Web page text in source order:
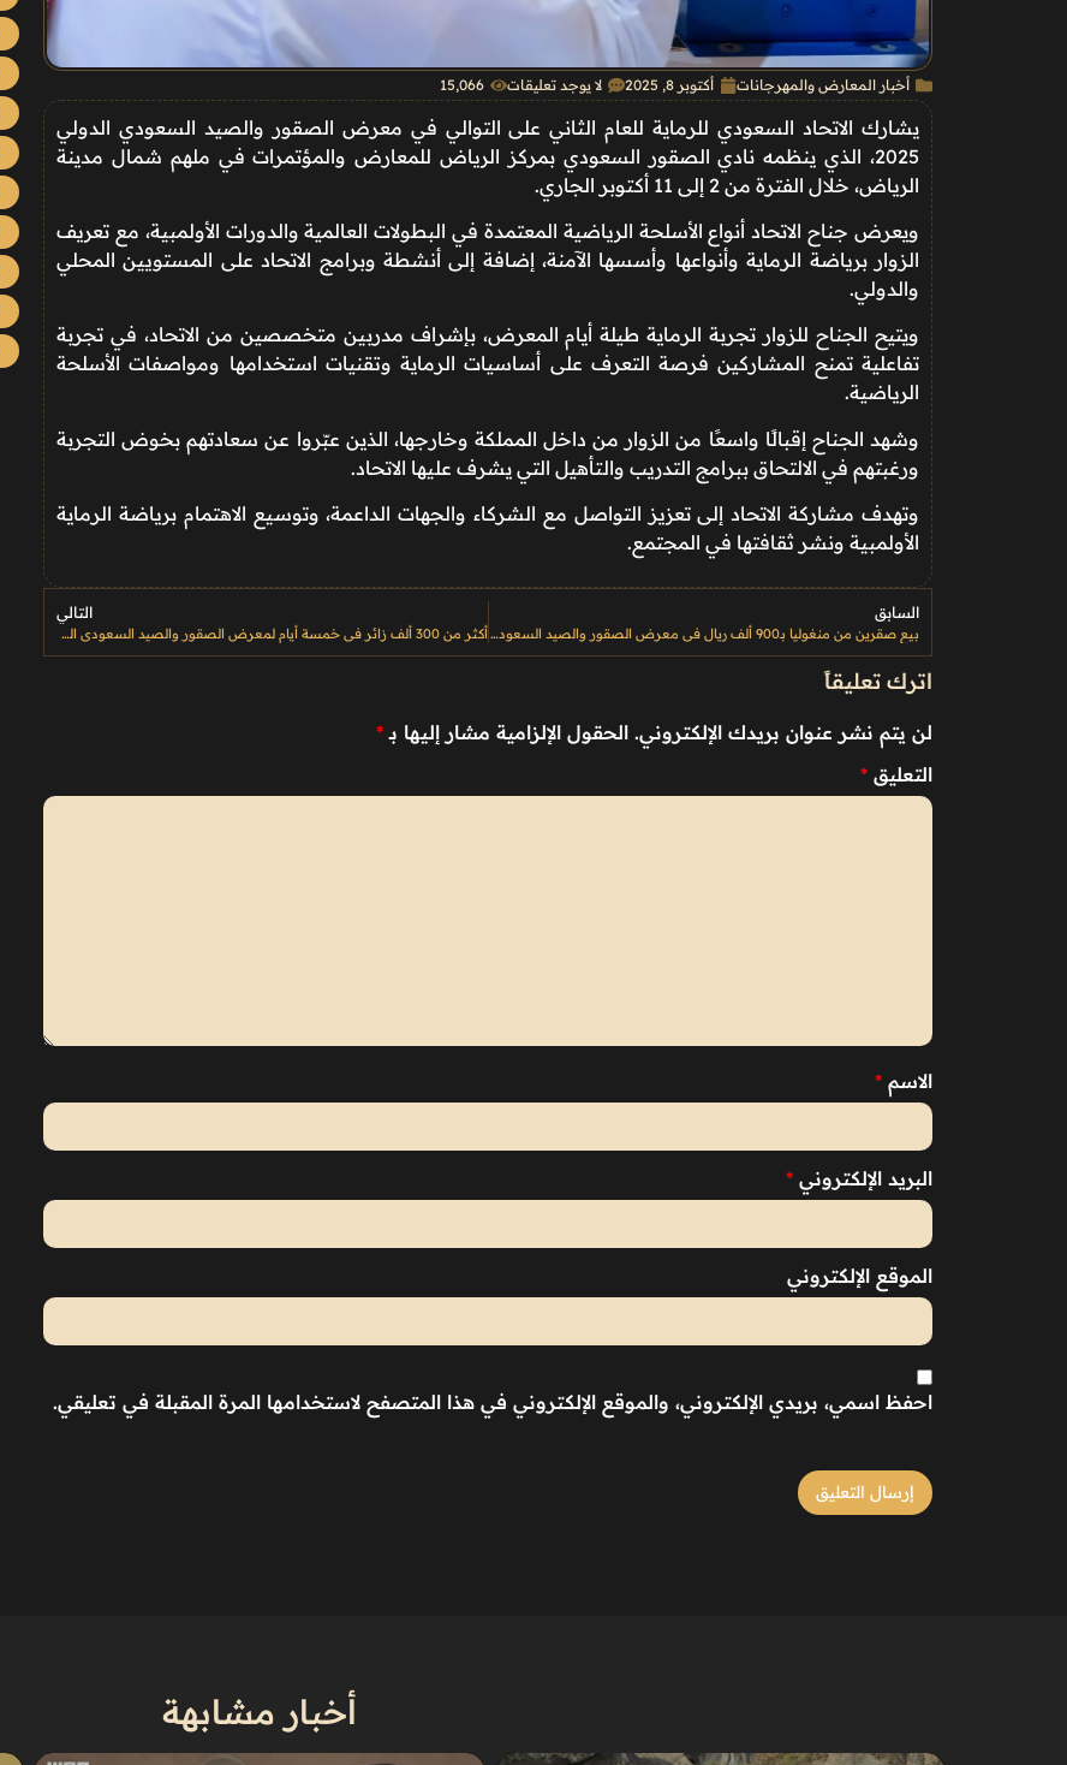
أخبار المعارض والمهرجانات أكتوبر 8, 2025 لا يوجد تعليقات 15٬066
يشارك الاتحاد السعودي للرماية للعام الثاني على التوالي في معرض الصقور والصيد السعودي الدولي
2025، الذي ينظمه نادي الصقور السعودي بمركز الرياض للمعارض والمؤتمرات في ملهم شمال مدينة
الرياض، خلال الفترة من 2 إلى 11 أكتوبر الجاري.
ويعرض جناح الاتحاد أنواع الأسلحة الرياضية المعتمدة في البطولات العالمية والدورات الأولمبية، مع تعريف
الزوار برياضة الرماية وأنواعها وأسسها الآمنة، إضافة إلى أنشطة وبرامج الاتحاد على المستويين المحلي
والدولي.
ويتيح الجناح للزوار تجربة الرماية طيلة أيام المعرض، بإشراف مدربين متخصصين من الاتحاد، في تجربة
تفاعلية تمنح المشاركين فرصة التعرف على أساسيات الرماية وتقنيات استخدامها ومواصفات الأسلحة
الرياضية.
وشهد الجناح إقبالًا واسعًا من الزوار من داخل المملكة وخارجها، الذين عبّروا عن سعادتهم بخوض التجربة
ورغبتهم في الالتحاق ببرامج التدريب والتأهيل التي يشرف عليها الاتحاد.
وتهدف مشاركة الاتحاد إلى تعزيز التواصل مع الشركاء والجهات الداعمة، وتوسيع الاهتمام برياضة الرماية
الأولمبية ونشر ثقافتها في المجتمع.
السابق
بيع صقرين من منغوليا بـ900 ألف ريال في معرض الصقور والصيد السعودي الدولي 2025
التالي
أكثر من 300 ألف زائر في خمسة أيام لمعرض الصقور والصيد السعودي الدولي 2025
اترك تعليقاً
لن يتم نشر عنوان بريدك الإلكتروني. الحقول الإلزامية مشار إليها بـ *
التعليق *
الاسم *
البريد الإلكتروني *
الموقع الإلكتروني
احفظ اسمي، بريدي الإلكتروني، والموقع الإلكتروني في هذا المتصفح لاستخدامها المرة المقبلة في تعليقي.
أخبار مشابهة